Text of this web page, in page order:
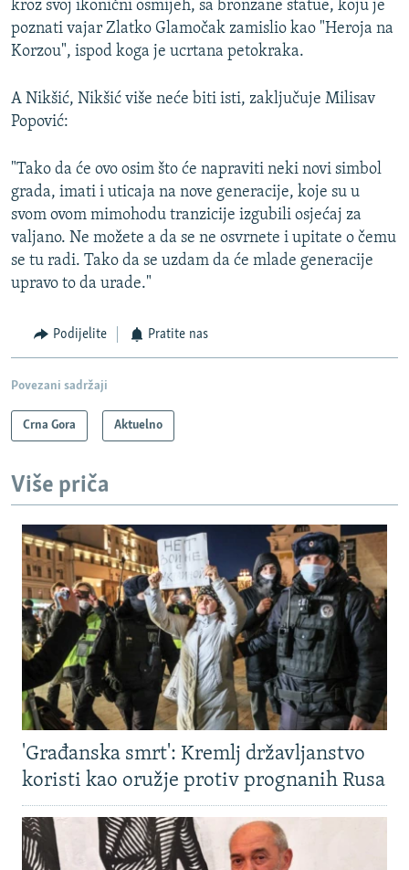
kroz svoj ikonični osmijeh, sa bronzane statue, koju je
poznati vajar Zlatko Glamočak zamislio kao "Heroja na
Korzou", ispod koga je ucrtana petokraka.
A Nikšić, Nikšić više neće biti isti, zaključuje Milisav
Popović:
"Tako da će ovo osim što će napraviti neki novi simbol
grada, imati i uticaja na nove generacije, koje su u
svom ovom mimohodu tranzicije izgubili osjećaj za
valjano. Ne možete a da se ne osvrnete i upitate o čemu
se tu radi. Tako da se uzdam da će mlade generacije
upravo to da urade."
Podijelite Pratite nas
Povezani sadržaji
Crna Gora Aktuelno
Više priča
'Građanska smrt': Kremlj državljanstvo
koristi kao oružje protiv prognanih Rusa